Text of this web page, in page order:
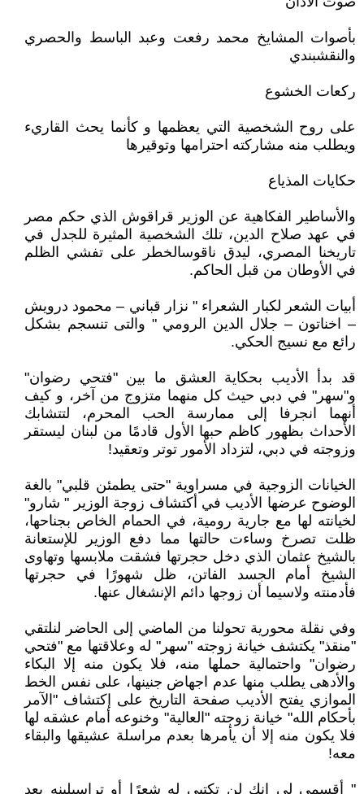
بأصوات المشايخ محمد رفعت وعبد الباسط والحصري
والنقشبندي
ركعات الخشوع
على روح الشخصية التي يعظمها و كأنما يحث القاريء
ويطلب منه مشاركته احترامها وتوقيرها
حكايات المذياع
والأساطير الفكاهية عن الوزير قراقوش الذي حكم مصر
في عهد صلاح الدين، تلك الشخصية المثيرة للجدل في
تاريخنا المصري، ليدق ناقوسالخطر على تفشي الظلم
في الأوطان من قبل الحاكم.
أبيات الشعر لكبار الشعراء " نزار قباني – محمود درويش
– اخناتون – جلال الدين الرومي " والتى تنسجم بشكل
رائع مع نسيج الحكي.
قد بدأ الأديب بحكاية العشق ما بين "فتحي رضوان"
و"سهر" في دبي حيث كل منهما متزوج من آخر، و كيف
أنهما انجرفا إلى ممارسة الحب المحرم، لتتشابك
الأحداث بظهور كاظم حبها الأول قادمًا من لبنان ليستقر
وزوجته في دبي، لتزداد الأمور توتر وتعقيد!
الخيانات الزوجية في مسراوية "حتى يطمئن قلبي" بالغة
الوضوح عرضها الأديب في أكتشاف زوجة الوزير " شارو"
لخيانته لها مع جارية رومية، في الحمام الخاص بجناحها،
ظلت تصرخ وساءت حالتها مما دفع الوزير للإستعانة
بالشيخ عثمان الذي دخل حجرتها فشقت ملابسها وتهاوى
الشيخ أمام الجسد الفاتن، ظل شهورًا في حجرتها
فأدمنته ولاسيما أن زوجها دائم الإنشغال عنها.
وفي نقلة محورية تحولنا من الماضي إلى الحاضر لنلتقي
"منقذ" يكتشف خيانة زوجته "سهر" له وعلاقتها مع "فتحي
رضوان" واحتمالية حملها منه، فلا يكون منه إلا البكاء
والأدهى يطلب منها عدم اجهاض جنينها، على نفس الخط
الموازي يفتح الأديب صفحة التاريخ على إكتشاف "الآمر
بأحكام الله" خيانة زوجته "العالية" وخنوعه أمام عشقه لها
فلا يكون منه إلا أن يأمرها بعدم مراسلة عشيقها والبقاء
معه!
" أقسمي لي إنك لن تكتبي له شعرًا أو تراسيلينه بعد